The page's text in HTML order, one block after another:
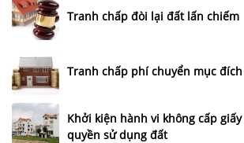
Tranh chấp đòi lại đất lấn chiếm
Tranh chấp phí chuyển mục
Khởi kiện hành vi không cấp
quyền sử dụng đất